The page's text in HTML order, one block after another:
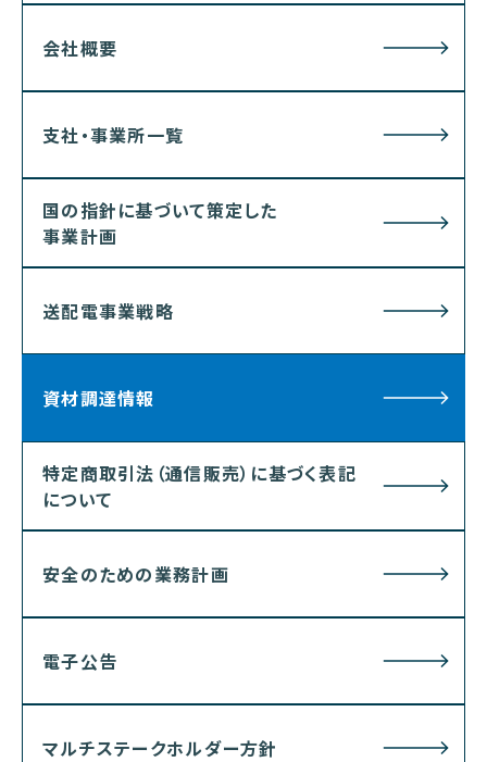
会社概要
支社・事業所一覧
国の指針に基づいて策定した
事業計画
送配電事業戦略
資材調達情報
特定商取引法（通信販売）に基づく表記
について
安全のための業務計画
電子公告
マルチステークホルダー方針